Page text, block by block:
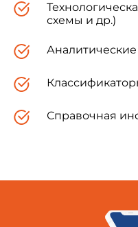
схемы и др.)
Справочная